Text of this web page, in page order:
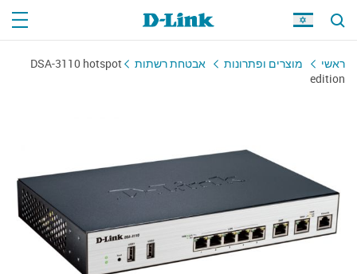
ראשי מוצרים ופתרונות אבטחת רשתות
DSA-3110 hotspot
edition